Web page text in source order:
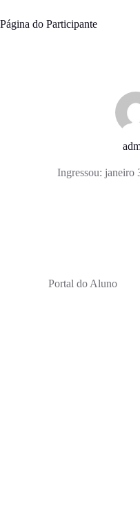
para
o
Página do Participante
Ingressou: janeiro
Portal do Aluno